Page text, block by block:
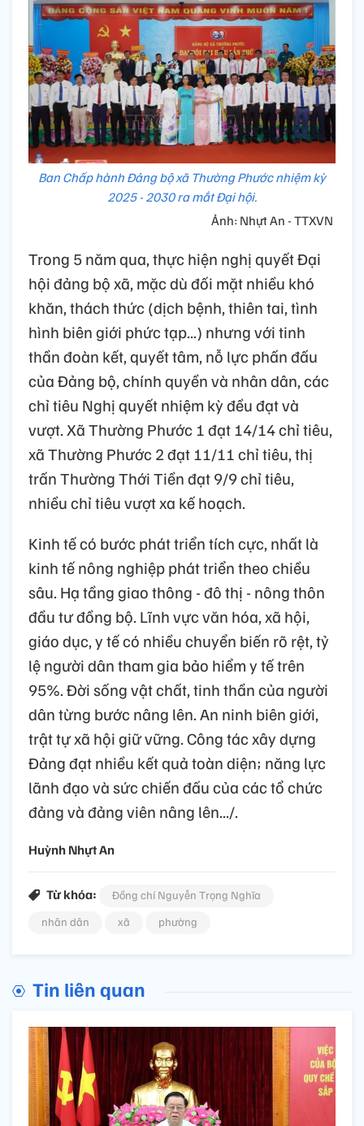
Ban Chấp hành Đảng bộ xã Thường Phước nhiệm kỳ
2025 - 2030 ra mắt Đại hội.
Ảnh: Nhựt An - TTXVN
Trong 5 năm qua, thực hiện nghị quyết Đại
hội đảng bộ xã, mặc dù đối mặt nhiều khó
khăn, thách thức (dịch bệnh, thiên tai, tình
hình biên giới phức tạp...) nhưng với tinh
thần đoàn kết, quyết tâm, nỗ lực phấn đấu
của Đảng bộ, chính quyền và nhân dân, các
chỉ tiêu Nghị quyết nhiệm kỳ đều đạt và
vượt. Xã Thường Phước 1 đạt 14/14 chỉ tiêu,
xã Thường Phước 2 đạt 11/11 chỉ tiêu, thị
trấn Thường Thới Tiền đạt 9/9 chỉ tiêu,
nhiều chỉ tiêu vượt xa kế hoạch.
Kinh tế có bước phát triển tích cực, nhất là
kinh tế nông nghiệp phát triển theo chiều
sâu. Hạ tầng giao thông - đô thị - nông thôn
đầu tư đồng bộ. Lĩnh vực văn hóa, xã hội,
giáo dục, y tế có nhiều chuyển biến rõ rệt, tỷ
lệ người dân tham gia bảo hiểm y tế trên
95%. Đời sống vật chất, tinh thần của người
dân từng bước nâng lên. An ninh biên giới,
trật tự xã hội giữ vững. Công tác xây dựng
Đảng đạt nhiều kết quả toàn diện; năng lực
lãnh đạo và sức chiến đấu của các tổ chức
đảng và đảng viên nâng lên.../.
Huỳnh Nhựt An
Từ khóa:
Đồng chí Nguyễn Trọng Nghĩa
nhân dân
xã phường
Tin liên quan